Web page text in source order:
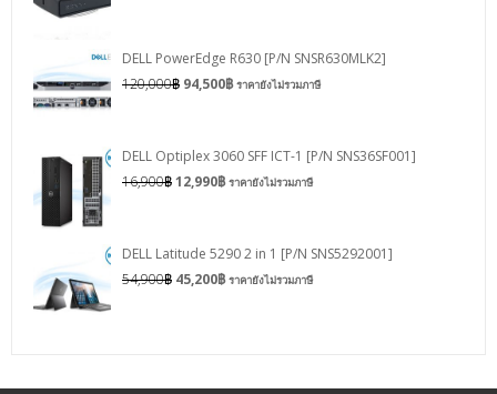
DELL PowerEdge R630 [P/N SNSR630MLK2]
120,000฿ 94,500฿ ราคายังไม่รวมภาษี
DELL Optiplex 3060 SFF ICT-1 [P/N SNS36SF001]
16,900฿12,990฿ ราคายังไม่รวมภาษี
DELL Latitude 5290 2 in 1 [P/N SNS5292001]
54,900฿ 45,200฿ ราคายังไม่รวมภาษี